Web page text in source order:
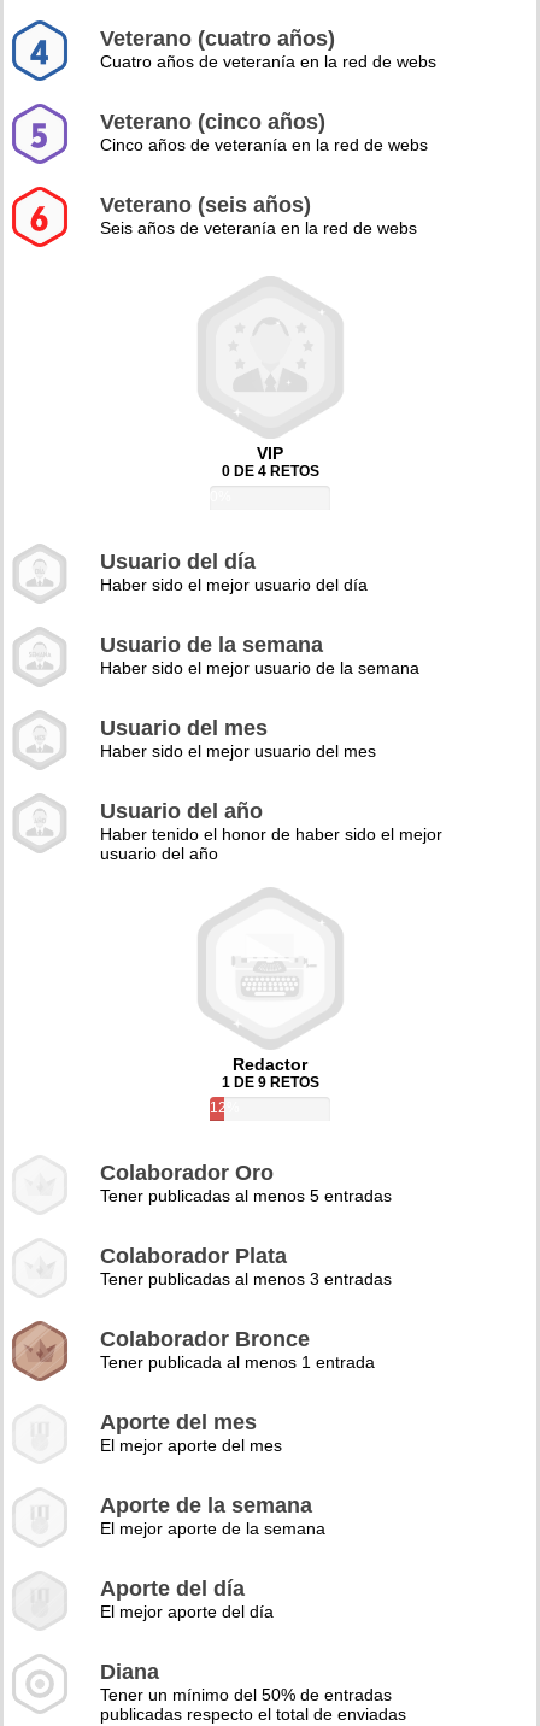
Veterano (cuatro años)
Cuatro años de veteranía en la red de webs
Veterano (cinco años)
Cinco años de veteranía en la red de webs
Veterano (seis años)
Seis años de veteranía en la red de webs
VIP
0 DE 4 RETOS
Usuario del día
Haber sido el mejor usuario del día
Usuario de la semana
Haber sido el mejor usuario de la semana
Usuario del mes
Haber sido el mejor usuario del mes
Usuario del año
Haber tenido el honor de haber sido el mejor
usuario del año
Redactor
1 DE 9 RETOS
12%
Colaborador Oro
Tener publicadas al menos 5 entradas
Colaborador Plata
Tener publicadas al menos 3 entradas
Colaborador Bronce
Tener publicada al menos 1 entrada
Aporte del mes
El mejor aporte del mes
Aporte de la semana
El mejor aporte de la semana
Aporte del día
El mejor aporte del día
Diana
Tener un mínimo del 50% de entradas
publicadas respecto el total de enviadas